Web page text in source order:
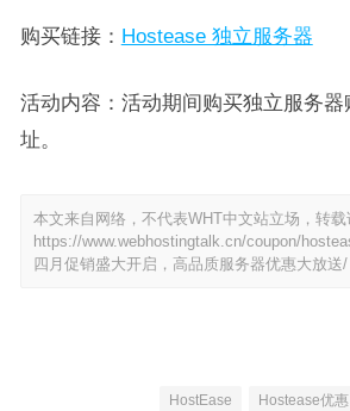
购买链接： Hostease 独立服务器
活动内容：活动期间购买独立服务器
址。
本文来自网络，不代表WHT中文站立场，转载
https://www.webhostingtalk.cn/coupon/
四月促销盛大开启，高品质服务器优惠大放送/
HostEase Hostease优惠